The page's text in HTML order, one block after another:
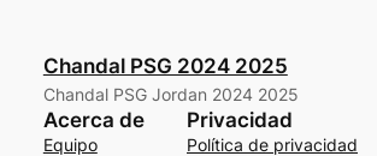
Chandal PSG 2024 2025
Chandal PSG Jordan 2024 2025
Acerca de
Equipo
Privacidad
Política de privacidad